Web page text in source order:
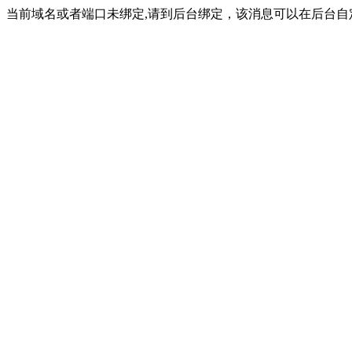
当前域名或者端口未绑定,请到后台绑定，该消息可以在后台自